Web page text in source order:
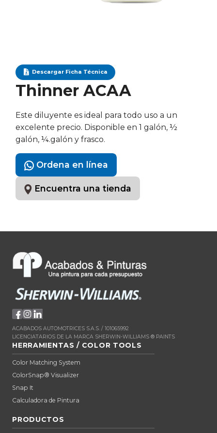
Descargar Ficha Técnica
Thinner ACAA
Este diluyente es ideal para todo uso a un
excelente precio. Disponible en 1 galón, ½
galón, ¼.galón y frasco.
Ordena en línea
Encuentra una tienda
ACABADOS AUTOMOTRICES S.A.S. / 101065992
LICENCIATARIOS DE LA MARCA SHERWIN-WILLIAMS ® PAINTS
HERRAMIENTAS / COLOR TOOLS
Color Matching System
ColorSnap® Visualizer
Snap It
Calculadora de Pintura
PRODUCTOS